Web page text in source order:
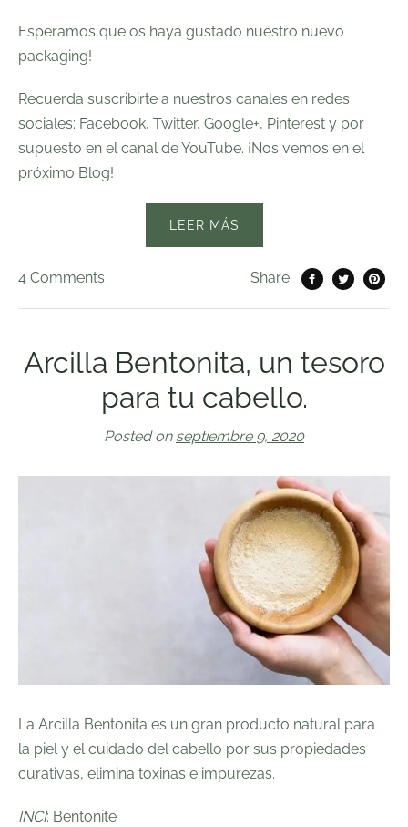
Esperamos que os haya gustado nuestro nuevo
packaging!
Recuerda suscribirte a nuestros canales en redes
sociales: Facebook, Twitter, Google+, Pinterest y por
supuesto en el canal deYouTube. ¡Nos vemos en el
próximo Blog!
LEER MÁS
4 Comments Share:
Arcilla Bentonita, un tesoro
para tu cabello.
Posted on septiembre 9, 2020
La Arcilla Bentonita es un gran producto natural para
la piel y el cuidado del cabello por sus propiedades
curativas, elimina toxinas e impurezas.
INCI: Bentonite